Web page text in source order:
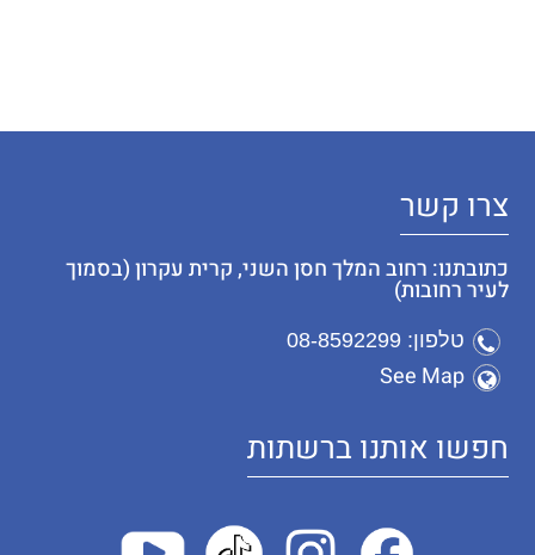
צרו קשר
כתובתנו: רחוב המלך חסן השני, קרית עקרון (בסמוך
לעיר רחובות)
טלפון: 08-8592299
See Map
חפשו אותנו ברשתות